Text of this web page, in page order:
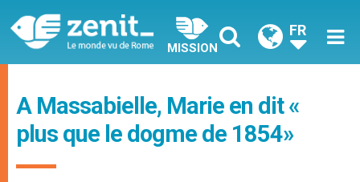
MISSION
FR
A Massabielle, Marie en dit «
plus que le dogme de 1854»